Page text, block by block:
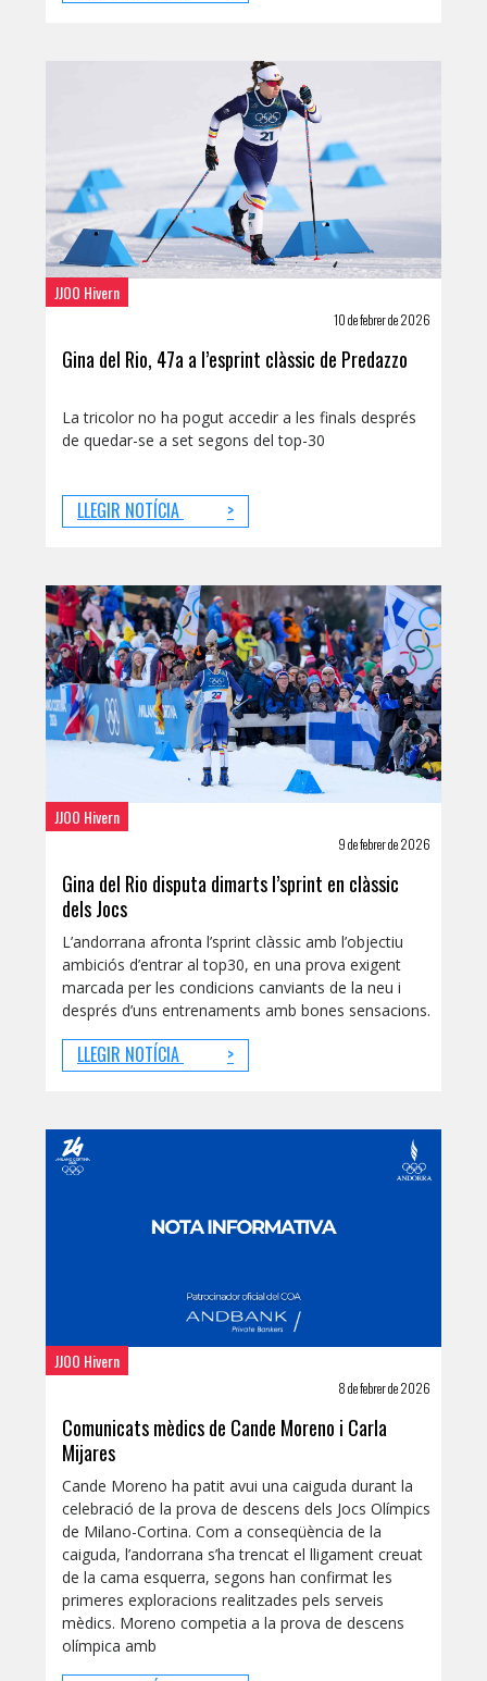
JJOO Hivern
10 de febrer de 2026
Gina del Rio, 47a a l’esprint clàssic de Predazzo
La tricolor no ha pogut accedir a les finals després
de quedar-se a set segons del top-30
LLEGIR NOTÍCIA >
JJOO Hivern
9 de febrer de 2026
Gina del Rio disputa dimarts l’sprint en clàssic
dels Jocs
L’andorrana afronta l’sprint clàssic amb l’objectiu
ambiciós d’entrar al top30, en una prova exigent
marcada per les condicions canviants de la neu i
després d’uns entrenaments amb bones sensacions.
LLEGIR NOTÍCIA >
JJOO Hivern
8 de febrer de 2026
Comunicats mèdics de Cande Moreno i Carla
Mijares
Cande Moreno ha patit avui una caiguda durant la
celebració de la prova de descens dels Jocs Olímpics
de Milano-Cortina. Com a conseqüència de la
caiguda, l’andorrana s’ha trencat el lligament creuat
de la cama esquerra, segons han confirmat les
primeres exploracions realitzades pels serveis
mèdics. Moreno competia a la prova de descens
olímpica amb